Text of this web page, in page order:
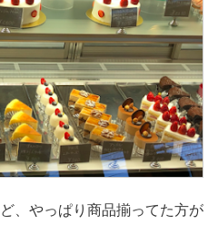
、やっぱり商品揃ってた方が